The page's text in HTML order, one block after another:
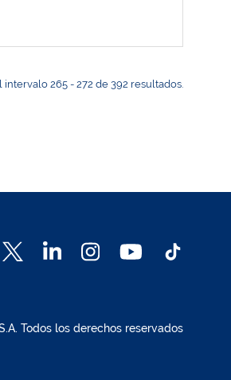
intervalo 265 - 272 de 392 resultados.
Todos los derechos reservados